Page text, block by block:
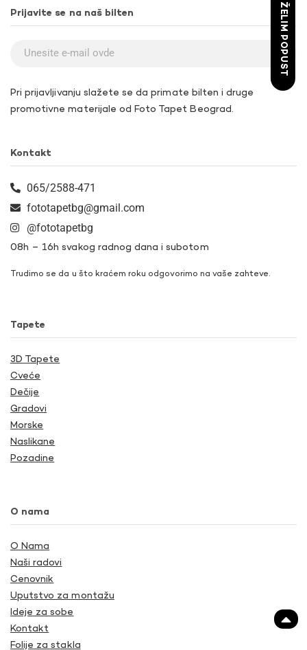
Prijavite se na naš bilten
Pri prijavljivanju slažete se da primate bilten i druge
promotivne materijale od Foto Tapet Beograd.
Kontakt
065/2588-471
fototapetbg@gmail.com
@fototapetbg
08h – 16h svakog radnog dana i subotom
Trudimo se da u što kraćem roku odgovorimo na vaše zahteve.
Tapete
3D Tapete
Cveće
Dečije
Gradovi
Morske
Naslikane
Pozadine
O nama
O Nama
Naši radovi
Cenovnik
Uputstvo za montažu
Ideje za sobe
Kontakt
Folije za stakla
ŽELIM POPUST